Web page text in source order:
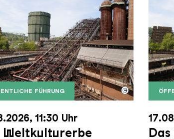
Gasometer im Hintergrund
Heinrich Veith
FÜHRUNG
der Völklinger Hütte mit
Weltkulturerbe Völklinger Hütte |
©
11:30 Uhr
Weltkulturerbe
Der